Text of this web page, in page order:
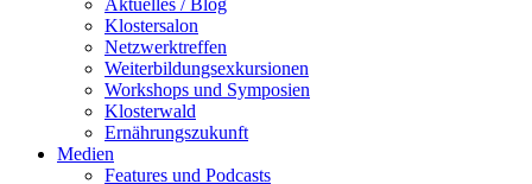
Aktuelles / Blog
Klostersalon
Netzwerktreffen
Weiterbildungsexkursionen
Workshops und Symposien
Klosterwald
Ernährungszukunft
Medien
Features und Podcasts